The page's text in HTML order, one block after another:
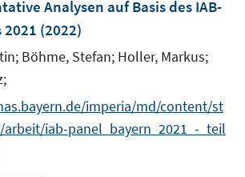
Analysen auf Basis des IAB-
(2022)
Böhme, Stefan; Holler, Markus;
imperia/md/content/st
iab-panel_bayern_2021_-_teil